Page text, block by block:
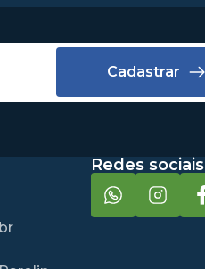
Cadastrar
Redes sociais